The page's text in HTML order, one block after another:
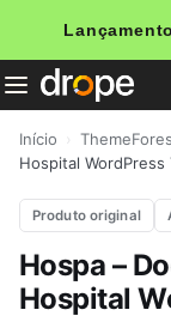
Início
Hospital WordPress
Produto original
Hospa –
Hospital